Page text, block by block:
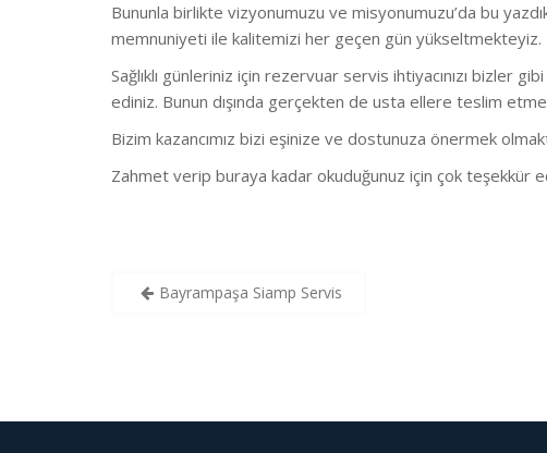
Bununla birlikte vizyonumuzu ve misyonumuzu’da bu
memnuniyeti ile kalitemizi her geçen gün yükseltmekteyiz.
Sağlıklı günleriniz için rezervuar servis ihtiyacınızı bizler
ediniz. Bunun dışında gerçekten de usta ellere teslim
Bizim kazancımız bizi eşinize ve dostunuza önermek
Zahmet verip buraya kadar okuduğunuz için çok teşekkür
YazıBayrampaşa Siamp Servis